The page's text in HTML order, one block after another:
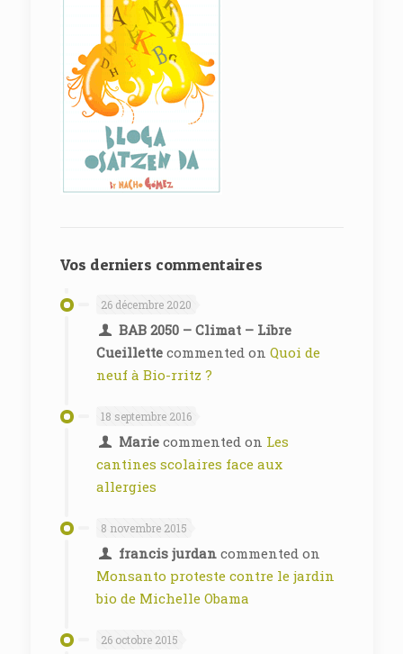
Vos derniers commentaires
26 décembre 2020
BAB 2050 – Climat – Libre
Cueillettecommented on Quoi de
neuf à Bio-rritz ?
18 septembre 2016
Mariecommented on Les
cantines scolaires face aux
allergies
8 novembre 2015
francis jurdancommented on
Monsanto proteste contre le jardin
bio de Michelle Obama
26 octobre 2015